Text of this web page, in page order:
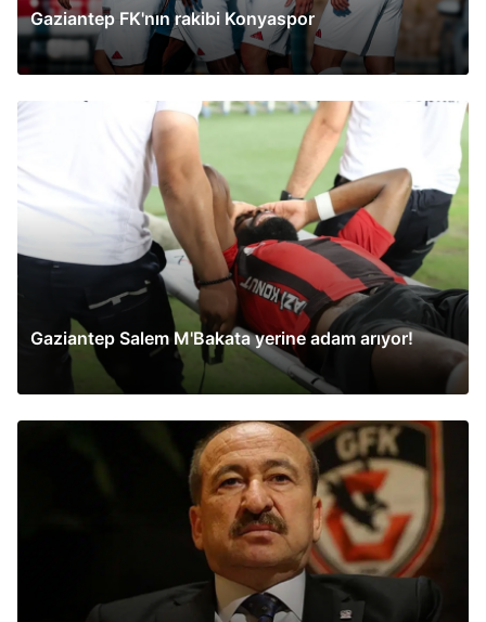
Gaziantep FK'nın rakibi Konyaspor
Gaziantep Salem M'Bakata yerine adam arıyor!